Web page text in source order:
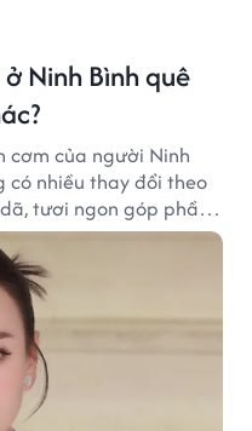
Ninh Bình quê
cơm của người Ninh
có nhiều thay đổi theo
tươi ngon góp phần
đầy cuốn hút của vùng